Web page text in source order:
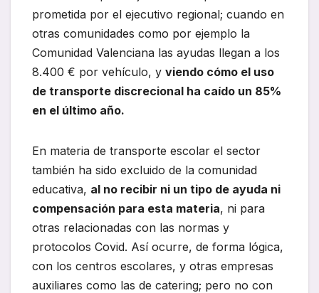
prometida por el ejecutivo regional; cuando en
otras comunidades como por ejemplo la
Comunidad Valenciana las ayudas llegan a los
8.400 € por vehículo, y viendo cómo el uso
de transporte discrecional ha caído un 85%
en el último año.
En materia de transporte escolar el sector
también ha sido excluido de la comunidad
educativa, al no recibir ni un tipo de ayuda ni
compensación para esta materia, ni para
otras relacionadas con las normas y
protocolos Covid. Así ocurre, de forma lógica,
con los centros escolares, y otras empresas
auxiliares como las de catering; pero no con